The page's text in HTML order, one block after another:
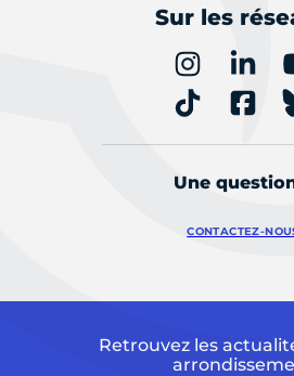
Sur les
Une
CONTACTEZ-
Retrouvez les